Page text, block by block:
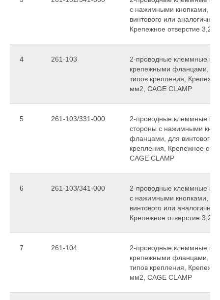
с нажимными кнопками, с
винтового или
Крепежное отверстие 3,2
4 261-103
2-проводные клеммные
крепежными фланцами,
типов крепления,
мм2, CAGE CLAMP
5 261-103/331-000
2-проводные клеммные
стороны с нажимными
фланцами, для винтового
крепления, Крепежное
CAGE CLAMP
6 261-103/341-000
2-проводные клеммные
с нажимными кнопками, с
винтового или
Крепежное отверстие 3,2
7 261-104
2-проводные клеммные
крепежными фланцами,
типов крепления,
мм2, CAGE CLAMP